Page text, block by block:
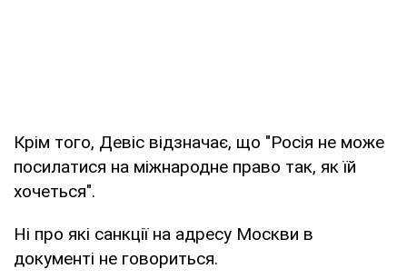
Крім того, Девіс відзначає, що "Росія не може
посилатися на міжнародне право так, як їй
хочеться".
Ні про які санкції на адресу Москви в
документі не говориться.